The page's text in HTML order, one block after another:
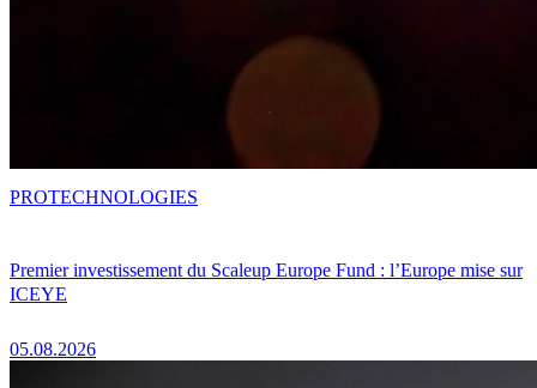
Premier investissement du Scaleup Europe Fund : l’Europe mise sur
ICEYE
05.08.2026
PROTECHNOLOGIES